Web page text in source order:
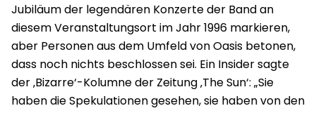
Jubiläum der legendären Konzerte der Band an
diesem Veranstaltungsort im Jahr 1996 markieren,
aber Personen aus dem Umfeld von Oasis betonen,
dass noch nichts beschlossen sei. Ein Insider sagte
der ‚Bizarre‘-Kolumne der Zeitung ‚The Sun‘: „Sie
haben die Spekulationen gesehen, sie haben von den